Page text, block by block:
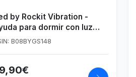
by Rockit Vibration -
para dormir con luz
roja para cunas,
B08BYGS148